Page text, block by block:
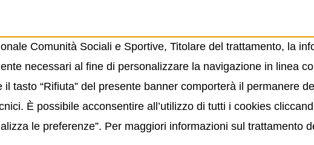
Comunità Sociali e Sportive, Titolare del trattamento, la
necessari al fine di personalizzare la navigazione in linea
tasto “Rifiuta” del presente banner comporterà il permanere
È possibile acconsentire all’utilizzo di tutti i cookies
le preferenze”. Per maggiori informazioni sul trattamento